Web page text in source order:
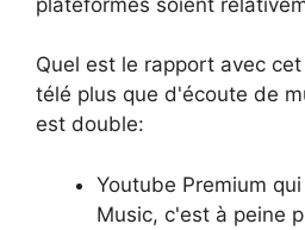
plateformes soient
Quel est le rapport avec
télé plus que d'écoute de
est double:
Youtube Premium
Music, c'est à peine